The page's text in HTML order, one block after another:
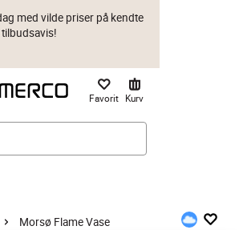
1 år Prismatch
med vilde priser på kendte
Favorit Kurv
Morsø Flame Vase